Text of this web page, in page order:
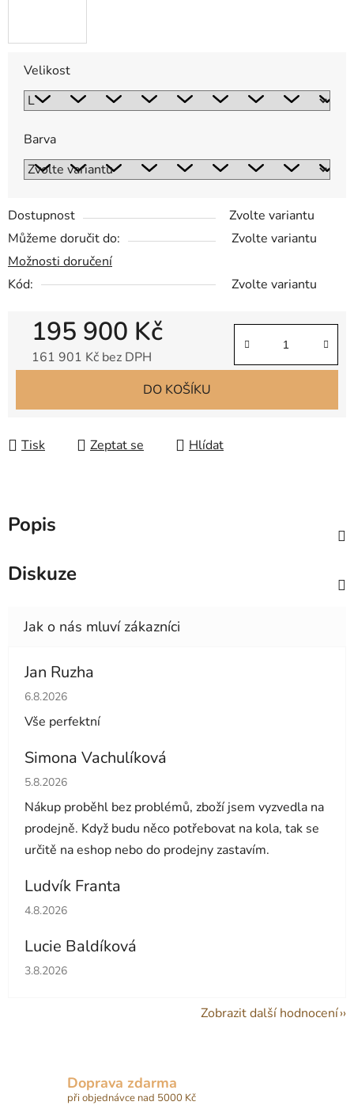
Velikost
Barva
Dostupnost
Zvolte variantu
Můžeme doručit do:
Zvolte variantu
Možnosti doručení
Kód:
Zvolte variantu
195 900 Kč
161 901 Kč bez DPH
DO KOŠÍKU
Tisk Zeptat se Hlídat
Popis
Diskuze
Jan Ruzha
Hodnocení obchodu je 5 z 5 hvězdiček.
6.8.2026
Vše perfektní
Simona Vachulíková
Hodnocení obchodu je 5 z 5 hvězdiček.
5.8.2026
Nákup proběhl bez problémů, zboží jsem vyzvedla na
prodejně. Když budu něco potřebovat na kola, tak se
určitě na eshop nebo do prodejny zastavím.
Ludvík Franta
Hodnocení obchodu je 5 z 5 hvězdiček.
4.8.2026
Lucie Baldíková
Hodnocení obchodu je 5 z 5 hvězdiček.
3.8.2026
Zobrazit další hodnocení
Doprava zdarma
při objednávce nad 5000 Kč